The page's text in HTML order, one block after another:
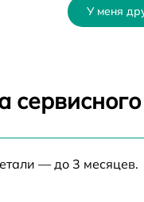
У меня
— до 3 месяцев.